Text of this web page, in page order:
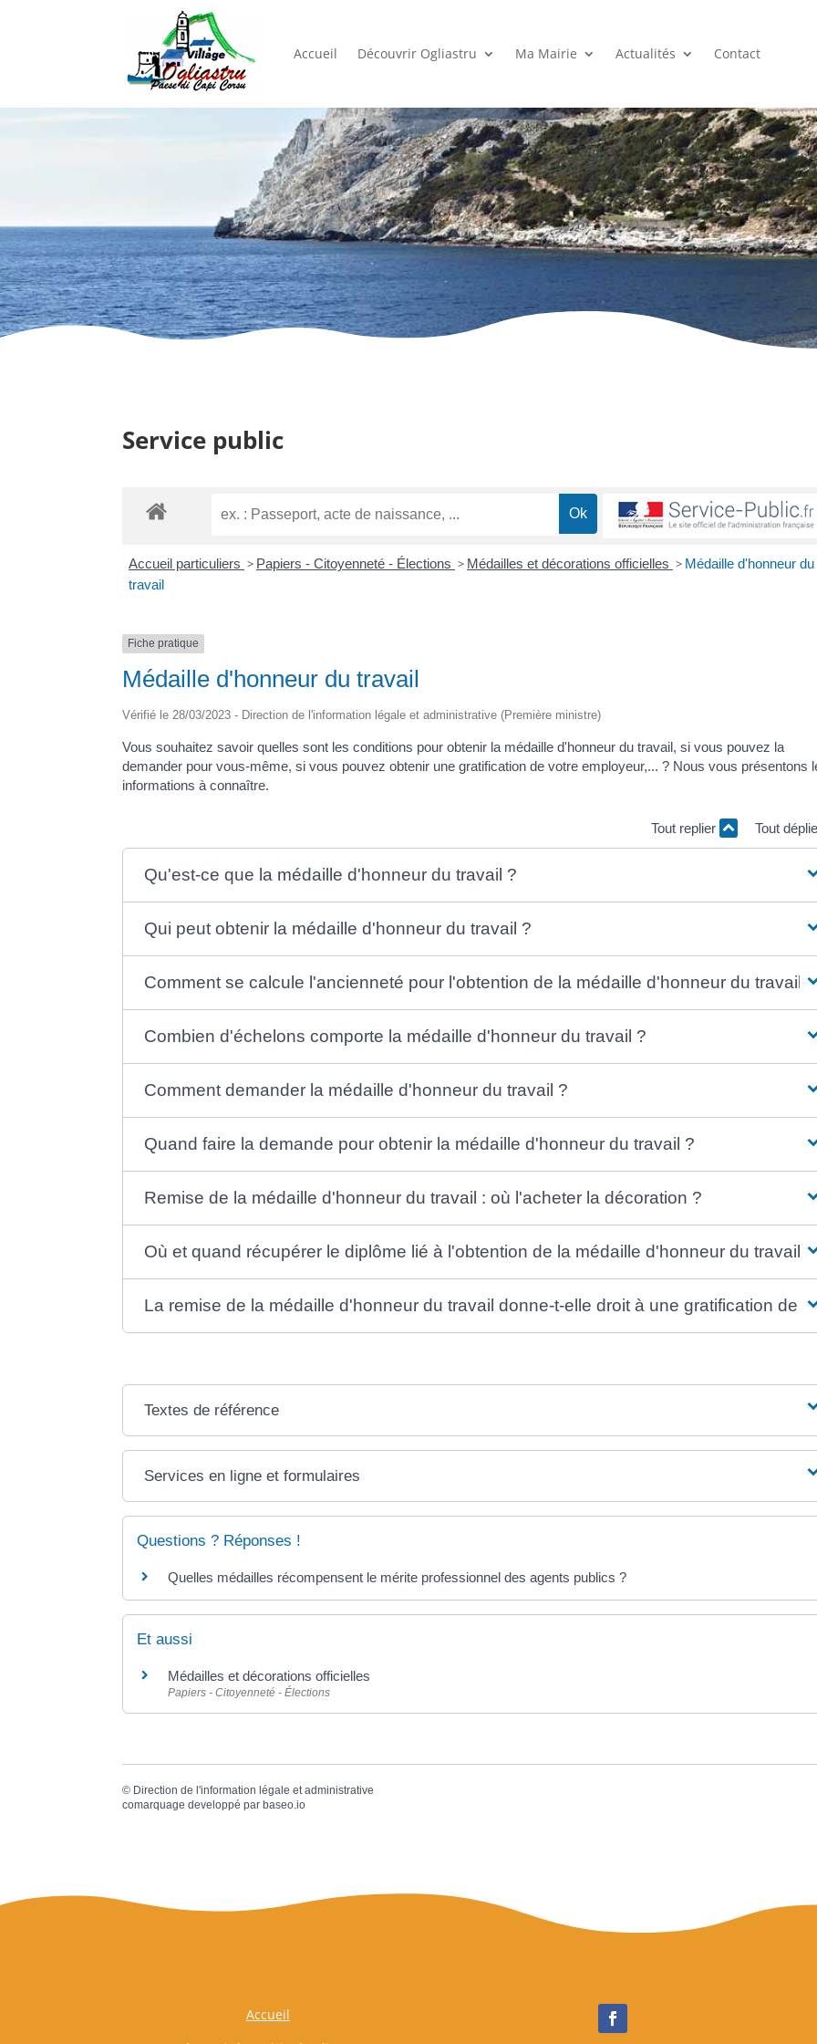
Accueil Découvrir Ogliastru Ma Mairie Actualités Contact
Service public
Accueil particuliers > Papiers - Citoyenneté - Élections > Médailles et décorations officielles > Médaille d'honneur du
travail
Fiche pratique
Médaille d'honneur du travail
Vérifié le 28/03/2023 - Direction de l'information légale et administrative (Première ministre)
Vous souhaitez savoir quelles sont les conditions pour obtenir la médaille d'honneur du travail, si vous pouvez la
demander pour vous-même, si vous pouvez obtenir une gratification de votre employeur,... ? Nous vous présentons
informations à connaître.
Tout replier Tout
Qu'est-ce que la médaille d'honneur du travail ?
Qui peut obtenir la médaille d'honneur du travail ?
Comment se calcule l'ancienneté pour l'obtention de la médaille d'honneur du travail ?
Combien d'échelons comporte la médaille d'honneur du travail ?
Comment demander la médaille d'honneur du travail ?
Quand faire la demande pour obtenir la médaille d'honneur du travail ?
Remise de la médaille d'honneur du travail : où l'acheter la décoration ?
Où et quand récupérer le diplôme lié à l'obtention de la médaille d'honneur du travail ?
La remise de la médaille d'honneur du travail donne-t-elle droit à une gratification de
Textes de référence
Services en ligne et formulaires
Questions ? Réponses !
Quelles médailles récompensent le mérite professionnel des agents publics ?
Et aussi
Médailles et décorations officielles
Papiers - Citoyenneté - Élections
© Direction de l'information légale et administrative
comarquage developpé par baseo.io
Accueil